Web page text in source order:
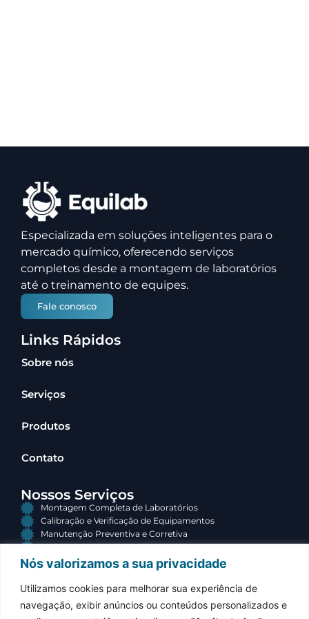
Nós valorizamos a sua privacidade
Utilizamos cookies para melhorar sua experiência de
navegação, exibir anúncios ou conteúdos personalizados e
Especializada em soluções inteligentes para o
mercado químico, oferecendo serviços
completos desde a montagem de laboratórios
até o treinamento de equipes.
Fale conosco
Links Rápidos
Sobre nós
Serviços
Produtos
Contato
Nossos Serviços
Montagem Completa de Laboratórios
Calibração e Verificação de Equipamentos
Manutenção Preventiva e Corretiva
Consultoria e Terceirização
(34) 3313-3767
Atendimento comercial